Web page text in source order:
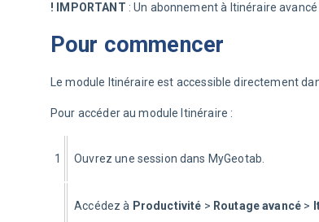
! IMPORTANT : Un abonnement à Itinéraire
Pour commencer
Le module Itinéraire est accessible directement
Pour accéder au module Itinéraire :
1 Ouvrez une session dans MyGeotab.
Accédez à Productivité > Routage avancé >